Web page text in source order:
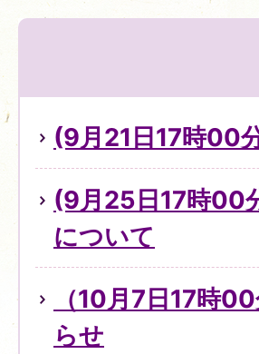
(9月21日17時00
(9月25日17時00
について
（10月7日17時
らせ